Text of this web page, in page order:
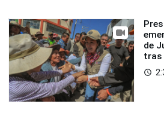
de
tras
access_time